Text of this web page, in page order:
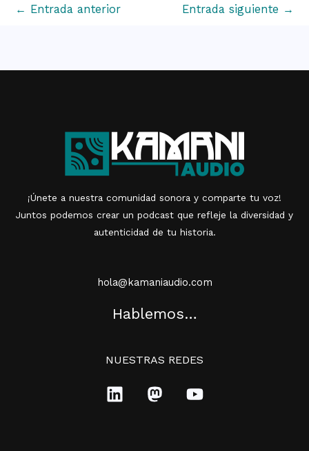
← Entrada anterior Entrada siguiente →
¡Únete a nuestra comunidad sonora y comparte tu voz!
Juntos podemos crear un podcast que refleje la diversidad y
autenticidad de tu historia.
hola@kamaniaudio.com
Hablemos…
NUESTRAS REDES